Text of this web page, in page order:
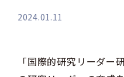
2024.01.11
「国際的研究リーダー